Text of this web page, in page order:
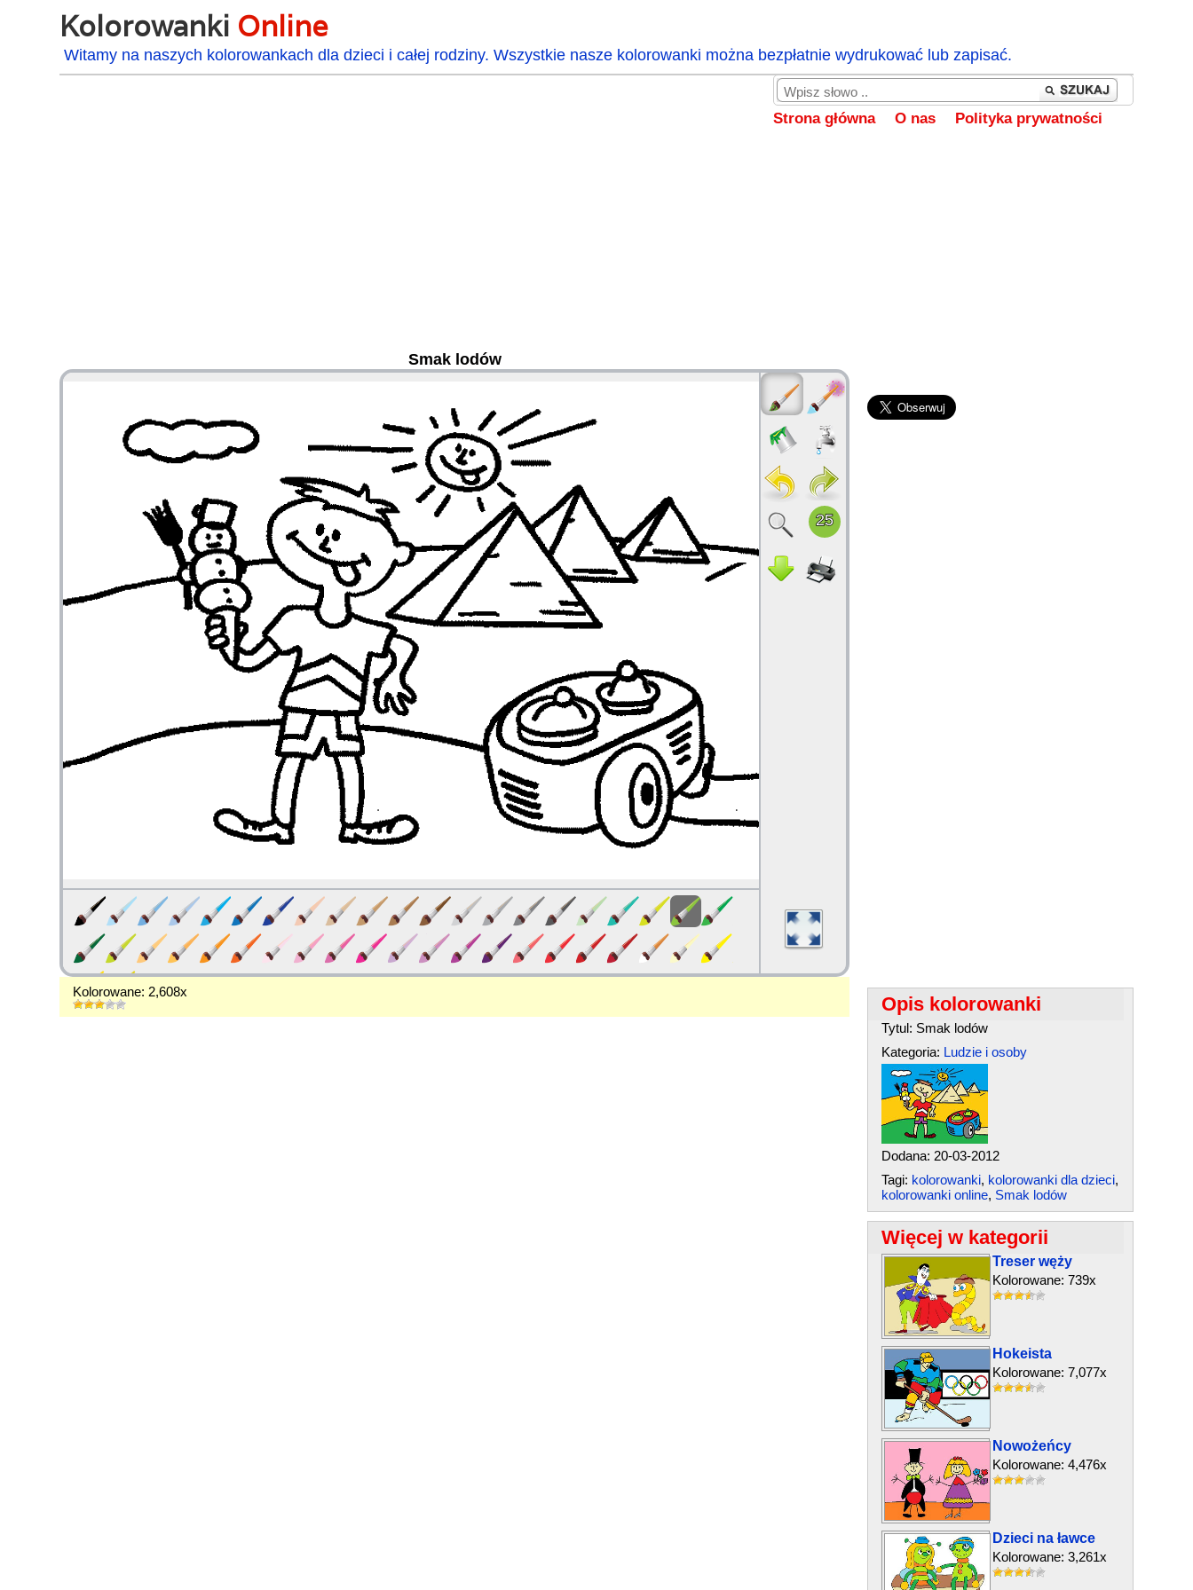
Kolorowanki Online
Witamy na naszych kolorowankach dla dzieci i całej rodziny. Wszystkie nasze kolorowanki można bezpłatnie wydrukować lub zapisać.
Strona główna O nas Polityka prywatności
Smak lodów
Kolorowane: 2,608x
Opis kolorowanki
Tytul: Smak lodów
Kategoria: Ludzie i osoby
Dodana: 20-03-2012
Tagi: kolorowanki, kolorowanki dla dzieci,
kolorowanki online, Smak lodów
Więcej w kategorii
Treser węży
Kolorowane: 739x
Hokeista
Kolorowane: 7,077x
Nowożeńcy
Kolorowane: 4,476x
Dzieci na ławce
Kolorowane: 3,261x